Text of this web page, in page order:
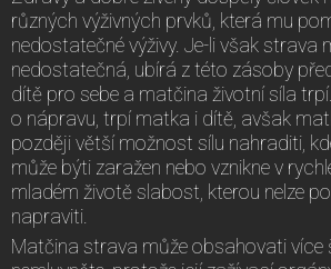
různých výživných prvků, která mu
nedostatečné výživy. Je-li však strava
nedostatečná, ubírá z této zásoby
dítě pro sebe a matčina životní síla
o nápravu, trpí matka i dítě, avšak
později větší možnost sílu nahraditi,
může býti zaražen nebo vznikne v
mladém životě slabost, kterou nelze
napraviti.
Matčina strava může obsahovati více